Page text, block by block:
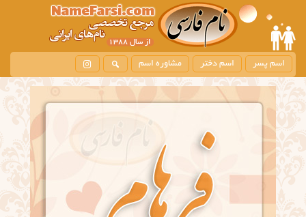
m
i
c
n
t
اسم پسر اسم دختر مشاوره اسم